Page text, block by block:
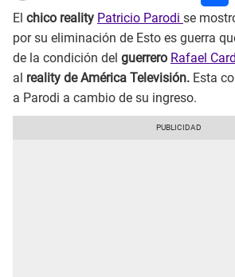
El chico reality Patricio Parodi se
por su eliminación de Esto es guerra
de la condición del guerrero Rafael
al reality de América Televisión. Esta
a Parodi a cambio de su ingreso.